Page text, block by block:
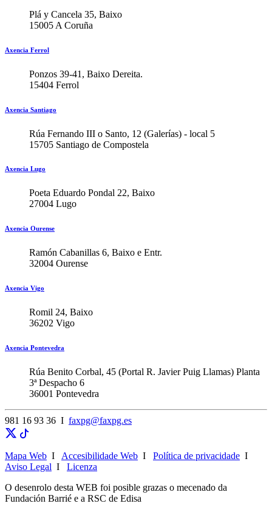
Plá y Cancela 35, Baixo
15005 A Coruña
Axencia Ferrol
Ponzos 39-41, Baixo Dereita.
15404 Ferrol
Axencia Santiago
Rúa Fernando III o Santo, 12 (Galerías) - local 5
15705 Santiago de Compostela
Axencia Lugo
Poeta Eduardo Pondal 22, Baixo
27004 Lugo
Axencia Ourense
Ramón Cabanillas 6, Baixo e Entr.
32004 Ourense
Axencia Vigo
Romil 24, Baixo
36202 Vigo
Axencia Pontevedra
Rúa Benito Corbal, 45 (Portal R. Javier Puig Llamas) Planta
3ª Despacho 6
36001 Pontevedra
981 16 93 36 I faxpg@faxpg.es
Mapa Web I Accesibilidade Web I Política de privacidade I
Aviso Legal I Licenza
O desenrolo desta WEB foi posible grazas o mecenado da
Fundación Barrié e a RSC de Edisa